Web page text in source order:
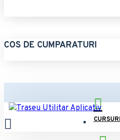
COS DE CUMPARATURI